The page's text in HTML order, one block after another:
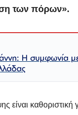
των πόρων».
Η συμφωνία με
είναι καθοριστική